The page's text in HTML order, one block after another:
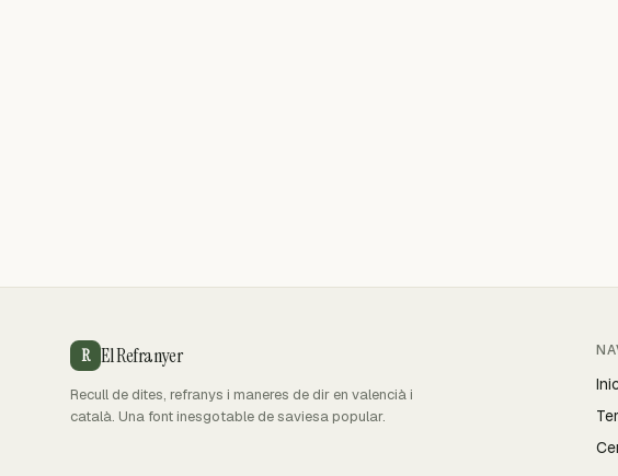
R El Refranyer
Recull de dites, refranys i maneres de dir en valencià i
català. Una font inesgotable de saviesa popular.